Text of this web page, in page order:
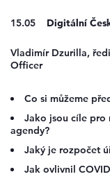
15.05 Digitální
Vladimír Dzurilla,
Officer
Co si můžeme
Jako jsou cíle pro
agendy?
Jaký je rozpočet
Jak ovlivnil